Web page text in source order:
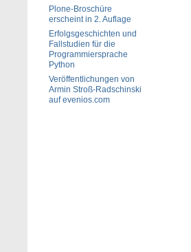
Plone-Broschüre
erscheint in 2. Auflage
Erfolgsgeschichten und
Fallstudien für die
Programmiersprache
Python
Veröffentlichungen von
Armin Stroß-Radschinski
auf evenios.com